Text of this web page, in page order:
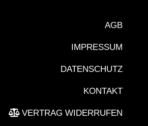
AGB
IMPRESSUM
DATENSCHUTZ
KONTAKT
VERTRAG WIDERRUFEN